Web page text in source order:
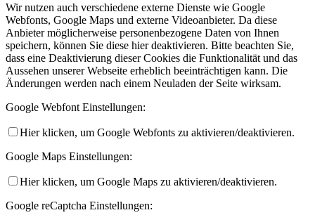
Wir nutzen auch verschiedene externe Dienste wie Google
Webfonts, Google Maps und externe Videoanbieter. Da diese
Anbieter möglicherweise personenbezogene Daten von Ihnen
speichern, können Sie diese hier deaktivieren. Bitte beachten Sie,
dass eine Deaktivierung dieser Cookies die Funktionalität und das
Aussehen unserer Webseite erheblich beeinträchtigen kann. Die
Änderungen werden nach einem Neuladen der Seite wirksam.
Google Webfont Einstellungen:
Hier klicken, um Google Webfonts zu aktivieren/deaktivieren.
Google Maps Einstellungen:
Hier klicken, um Google Maps zu aktivieren/deaktivieren.
Google reCaptcha Einstellungen: